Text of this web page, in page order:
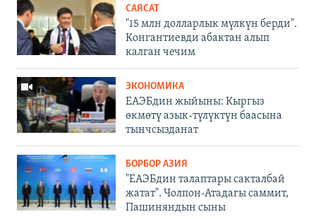
САЯСАТ
"15 млн долларлык мүлкүн берди".
Конгантиевди абактан алып
калган чечим
ЭКОНОМИКА
ЕАЭБдин жыйыны: Кыргыз
өкмөтү азык-түлүктүн баасына
тынчсызданат
БОРБОР АЗИЯ
"ЕАЭБдин талаптары сакталбай
жатат". Чолпон-Атадагы саммит,
Пашиняндын сыны